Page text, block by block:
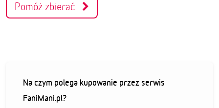
Pomóż zbierać
Na czym polega kupowanie przez serwis
FaniMani.pl?